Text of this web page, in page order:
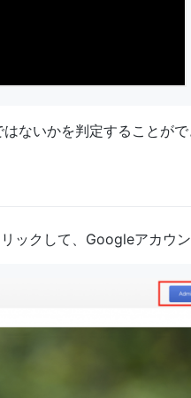
ないかを判定することがで
ックして、Googleアカウン